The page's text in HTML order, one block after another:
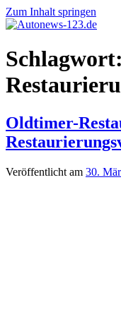
Zum Inhalt springen
Autonews-
123.de
Autonews
mit
Schlagwort:
Oldtimer-
Veröffentlicht am 30.